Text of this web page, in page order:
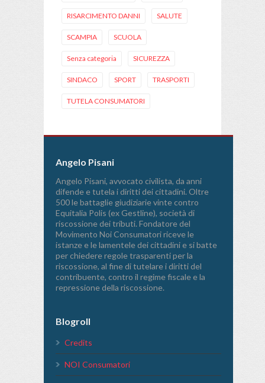
RISARCIMENTO DANNI SALUTE
SCAMPIA SCUOLA
Senza categoria SICUREZZA
SINDACO SPORT TRASPORTI
TUTELA CONSUMATORI
Angelo Pisani
Angelo Pisani, avvocato civilista, da anni
difende e tutela i diritti dei cittadini. Oltre
500 le battaglie giudiziarie vinte contro
Equitalia Polis (ex Gestline), società di
riscossione dei tributi. Fondatore del
Movimento Noi Consumatori riceve le
istanze e le lamentele dei cittadini e si batte
per chiedere regole trasparenti per la
riscossione, al fine di tutelare i diritti del
contribuente, contro il regime fiscale e la
repressione della riscossione.
Blogroll
Credits
NOI Consumatori